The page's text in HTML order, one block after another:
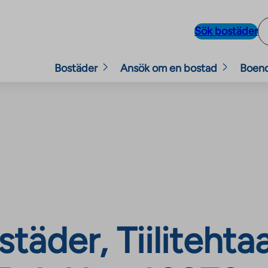
Sök bostäder
Bostäder Ansök om en bostad